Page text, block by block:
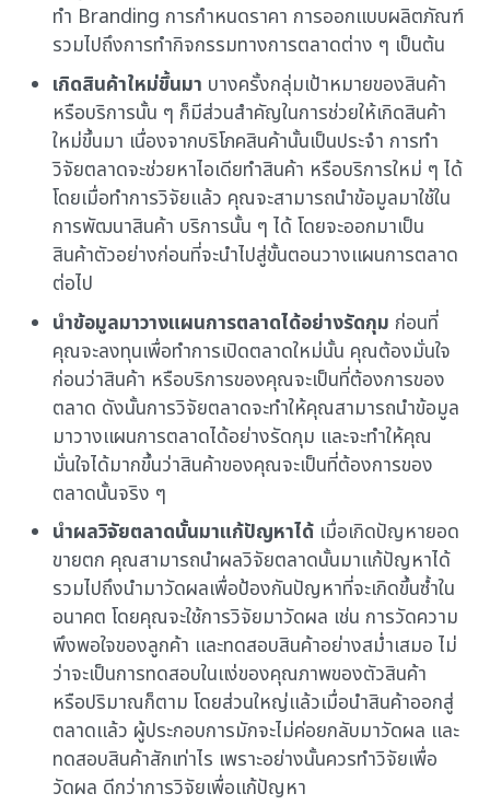
ทำ Branding การกำหนดราคา การออกแบบผลิตภัณฑ์
รวมไปถึงการทำกิจกรรมทางการตลาดต่าง ๆ เป็นต้น
เกิดสินค้าใหม่ขึ้นมา บางครั้งกลุ่มเป้าหมายของสินค้า
หรือบริการนั้น ๆ ก็มีส่วนสำคัญในการช่วยให้เกิดสินค้า
ใหม่ขึ้นมา เนื่องจากบริโภคสินค้านั้นเป็นประจำ การทำ
วิจัยตลาดจะช่วยหาไอเดียทำสินค้า หรือบริการใหม่ ๆ ได้
โดยเมื่อทำการวิจัยแล้ว คุณจะสามารถนำข้อมูลมาใช้ใน
การพัฒนาสินค้า บริการนั้น ๆ ได้ โดยจะออกมาเป็น
สินค้าตัวอย่างก่อนที่จะนำไปสู่ขั้นตอนวางแผนการตลาด
ต่อไป
นำข้อมูลมาวางแผนการตลาดได้อย่างรัดกุม ก่อนที่
คุณจะลงทุนเพื่อทำการเปิดตลาดใหม่นั้น คุณต้องมั่นใจ
ก่อนว่าสินค้า หรือบริการของคุณจะเป็นที่ต้องการของ
ตลาด ดังนั้นการวิจัยตลาดจะทำให้คุณสามารถนำข้อมูล
มาวางแผนการตลาดได้อย่างรัดกุม และจะทำให้คุณ
มั่นใจได้มากขึ้นว่าสินค้าของคุณจะเป็นที่ต้องการของ
ตลาดนั้นจริง ๆ
นำผลวิจัยตลาดนั้นมาแก้ปัญหาได้เมื่อเกิดปัญหายอด
ขายตก คุณสามารถนำผลวิจัยตลาดนั้นมาแก้ปัญหาได้
รวมไปถึงนำมาวัดผลเพื่อป้องกันปัญหาที่จะเกิดขึ้นซ้ำใน
อนาคต โดยคุณจะใช้การวิจัยมาวัดผล เช่น การวัดความ
พึงพอใจของลูกค้า และทดสอบสินค้าอย่างสม่ำเสมอ ไม่
ว่าจะเป็นการทดสอบในแง่ของคุณภาพของตัวสินค้า
หรือปริมาณก็ตาม โดยส่วนใหญ่แล้วเมื่อนำสินค้าออกสู่
ตลาดแล้ว ผู้ประกอบการมักจะไม่ค่อยกลับมาวัดผล และ
ทดสอบสินค้าสักเท่าไร เพราะอย่างนั้นควรทำวิจัยเพื่อ
วัดผล ดีกว่าการวิจัยเพื่อแก้ปัญหา